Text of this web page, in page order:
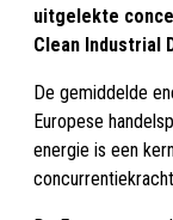
uitgelekte
Clean Industrial
De gemiddelde
Europese
energie is een